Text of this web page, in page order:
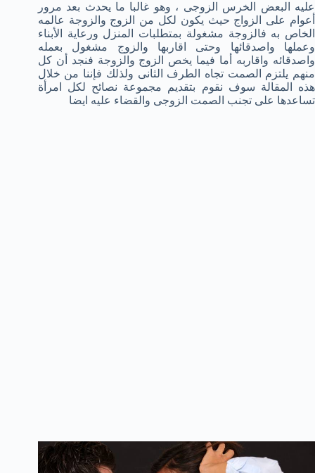
عليه البعض الخرس الزوجى ، وهو غالبا ما يحدث بعد مرور
أعوام على الزواج حيث يكون لكل من الزوج والزوجة عالمه
الخاص به فالزوجة مشغولة بمتطلبات المنزل ورعاية الأبناء
وعملها واصدقائها وحتى اقاربها والزوج مشغول بعمله
واصدقائه واقاربه أما فيما يخص الزوج والزوجة فنجد أن كل
منهم يلتزم الصمت تجاه الطرف الثانى ولذلك فإننا من خلال
هذه المقالة سوف نقوم بتقديم مجموعة نصائح لكل امرأة
تساعدها على تجنب الصمت الزوجى والقضاء عليه ايضا